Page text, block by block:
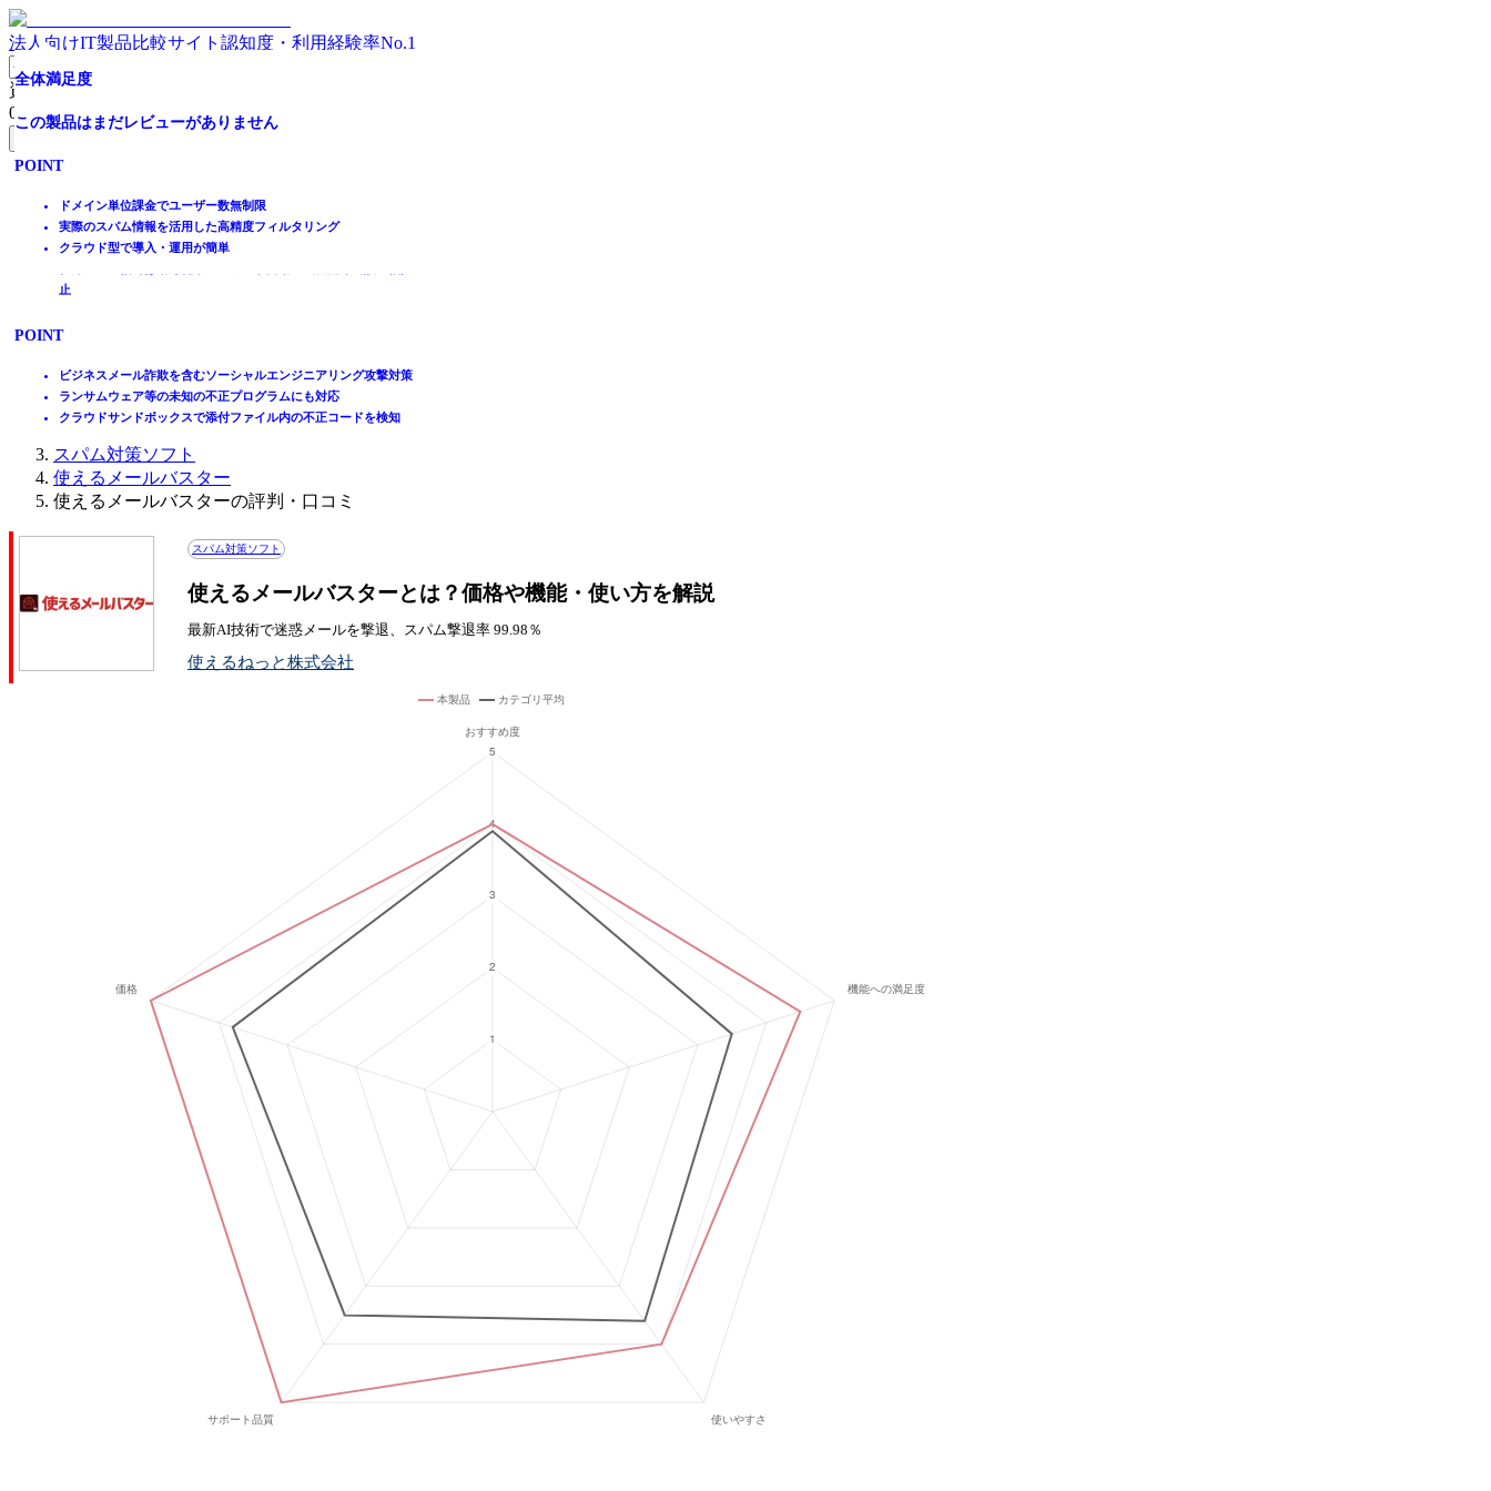
法人向けIT製品比較サイト 認知度・利用経験率No.1
資料請求リスト
0件
製品を探す
ランキングから探す
記事を読む
はじめての方へ
掲載について
動画で学ぶ
IT製品比較TOP
スパム対策ソフト
使えるメールバスター
使えるメールバスターの評判・口コミ
スパム対策ソフト
使えるメールバスターとは？価格や機能・使い方を解説
最新AI技術で迷惑メールを撃退、スパム撃退率 99.98％
使えるねっと株式会社
[導入実績1,400社以上]クラウド型メールセキュリティ
全体満足度
☆☆☆☆☆
POINT
日本語スパムの判定に強く、少ない誤判定率
6社のエンジンを実装した多層フィルタで脅威を排除
送信ドメイン認証を利用したなりすまし対策
[中小企業向け]料金そのままメールセキュリティ強化
全体満足度
☆☆☆☆☆
POINT
Microsoft 365のメールセキュリティを強化
誤送信対策にも最適
Microsoft 365 障害発生時もメール送受信を継続
クラウド型メールセキュリティサービス
全体満足度
☆☆☆☆☆
POINT
ビジネスメール詐欺を含むソーシャルエンジニアリング攻撃対策
ランサムウェア等の未知の不正プログラムにも対応
クラウドサンドボックスで添付ファイル内の不正コードを検知
全体満足度
この製品はまだレビューがありません
POINT
チェック機能とガード機能の両方を備えたシンプルで頼もしい設
計
必要な機能だけを絞り込んだことでリーズナブルな価格を実現
止
全体満足度
この製品はまだレビューがありません
POINT
ドメイン単位課金でユーザー数無制限
実際のスパム情報を活用した高精度フィルタリング
クラウド型で導入・運用が簡単